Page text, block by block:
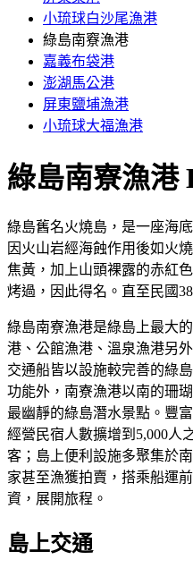
小琉球白沙尾漁港
綠島南竂漁港
嘉義布袋港
澎湖馬公港
屏東鹽埔漁港
小琉球大福漁港
綠島南寮漁港
綠島舊名火燒島，是一座海
因火山岩經海蝕作用後如火
焦黃，加上山頭裸露的赤紅
烤過，因此得名。直至民國
綠島南寮漁港是綠島上最大
港、公館漁港、溫泉漁港另
交通船皆以設施較完善的綠
功能外，南寮漁港以南的珊
最幽靜的綠島潛水景點。豐
經營民宿人數擴增到5,000人
客；島上便利設施多聚集於
家甚至漁獲拍賣，搭乘船運
資，展開旅程。
島上交通